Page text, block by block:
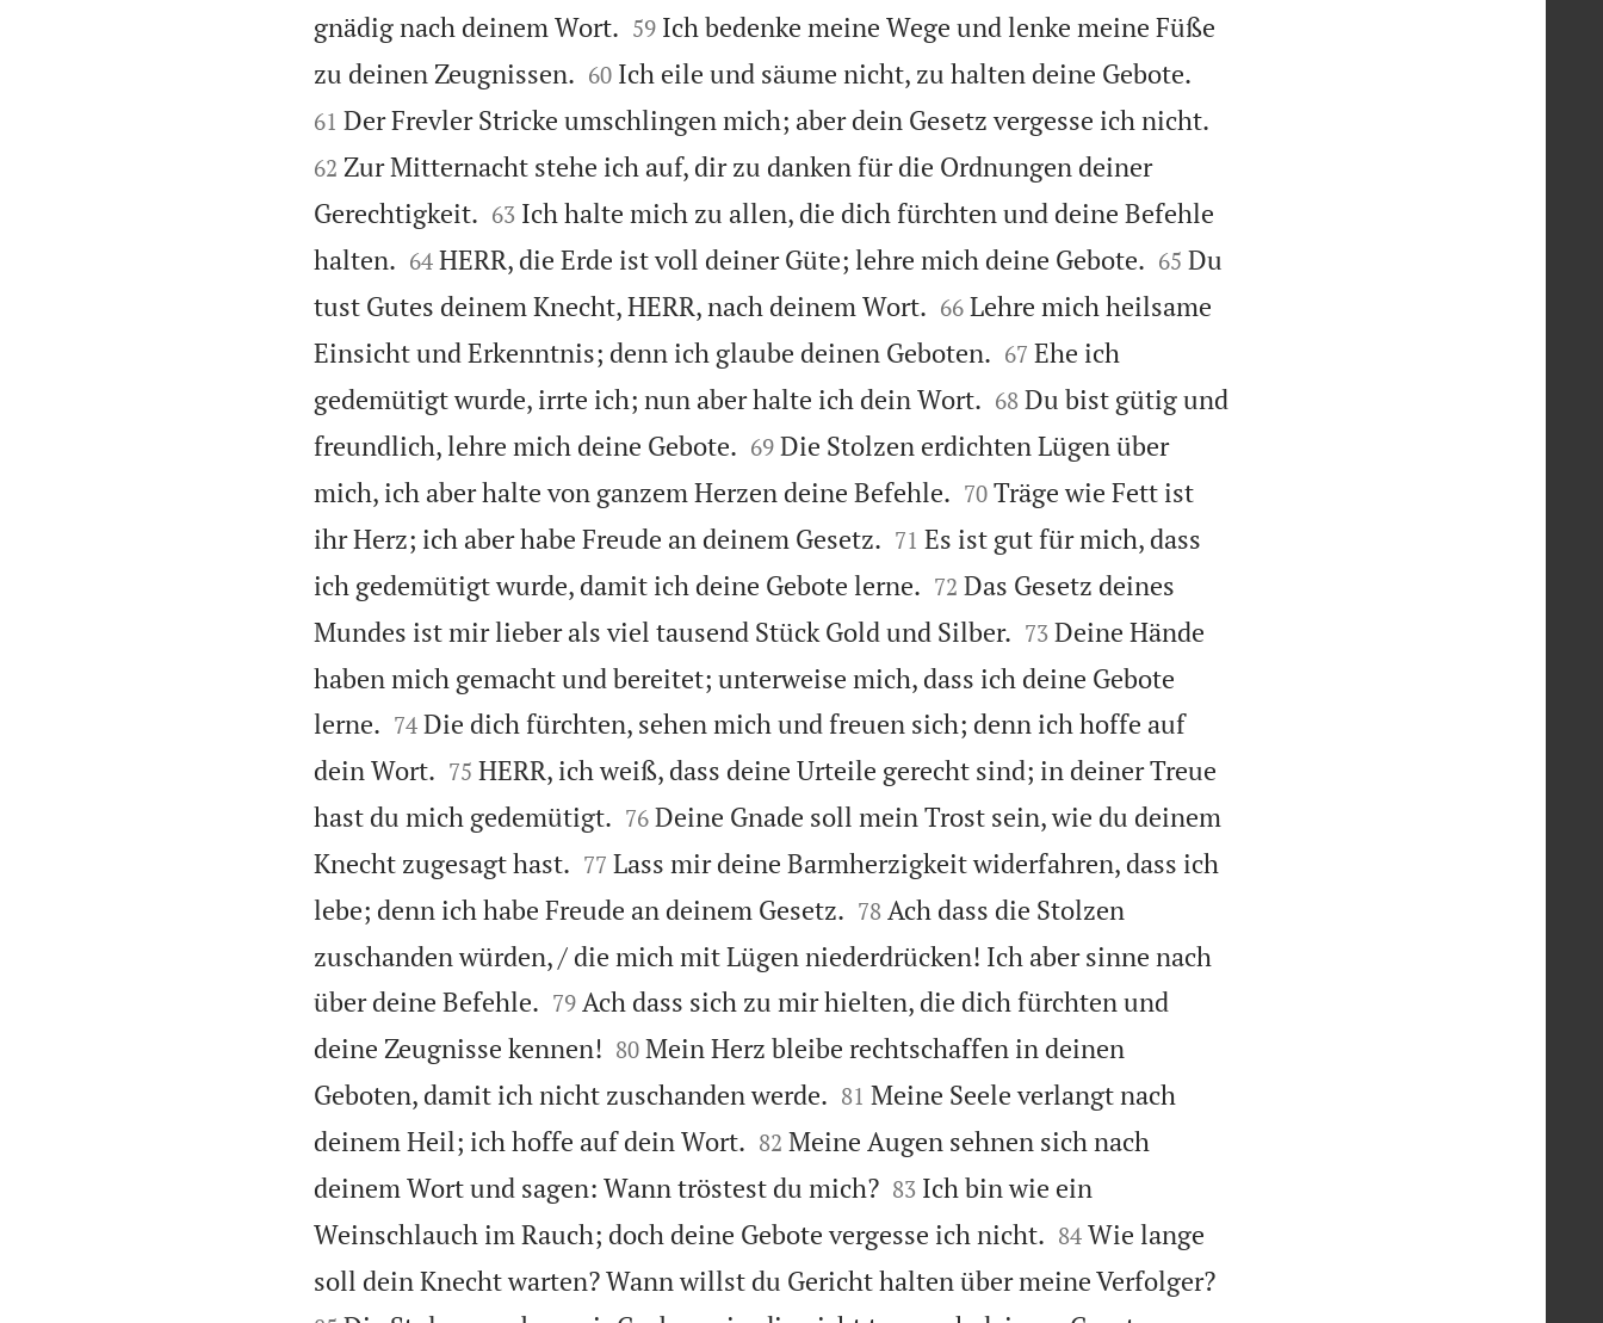
gnädig nach deinem Wort.
59 Ich bedenke meine Wege und lenke meine Füße
zu deinen Zeugnissen.
60 Ich eile und säume nicht, zu halten deine Gebote.
61 Der Frevler Stricke umschlingen mich; aber dein Gesetz vergesse ich nicht.
62 Zur Mitternacht stehe ich auf, dir zu danken für die Ordnungen deiner
Gerechtigkeit.
63 Ich halte mich zu allen, die dich fürchten und deine Befehle
halten.
64 HERR, die Erde ist voll deiner Güte; lehre mich deine Gebote.
65 Du
tust Gutes deinem Knecht, HERR, nach deinem Wort.
66 Lehre mich heilsame
Einsicht und Erkenntnis; denn ich glaube deinen Geboten.
67 Ehe ich
gedemütigt wurde, irrte ich; nun aber halte ich dein Wort.
68 Du bist gütig und
freundlich, lehre mich deine Gebote.
69 Die Stolzen erdichten Lügen über
mich, ich aber halte von ganzem Herzen deine Befehle.
70 Träge wie Fett ist
ihr Herz; ich aber habe Freude an deinem Gesetz.
71 Es ist gut für mich, dass
ich gedemütigt wurde, damit ich deine Gebote lerne.
72 Das Gesetz deines
Mundes ist mir lieber als viel tausend Stück Gold und Silber.
73 Deine Hände
haben mich gemacht und bereitet; unterweise mich, dass ich deine Gebote
lerne.
74 Die dich fürchten, sehen mich und freuen sich; denn ich hoffe auf
dein Wort.
75 HERR, ich weiß, dass deine Urteile gerecht sind; in deiner Treue
hast du mich gedemütigt.
76 Deine Gnade soll mein Trost sein, wie du deinem
Knecht zugesagt hast.
77 Lass mir deine Barmherzigkeit widerfahren, dass ich
lebe; denn ich habe Freude an deinem Gesetz.
78 Ach dass die Stolzen
zuschanden würden, / die mich mit Lügen niederdrücken! Ich aber sinne nach
über deine Befehle.
79 Ach dass sich zu mir hielten, die dich fürchten und
deine Zeugnisse kennen!
80 Mein Herz bleibe rechtschaffen in deinen
Geboten, damit ich nicht zuschanden werde.
81 Meine Seele verlangt nach
deinem Heil; ich hoffe auf dein Wort.
82 Meine Augen sehnen sich nach
deinem Wort und sagen: Wann tröstest du mich?
83 Ich bin wie ein
Weinschlauch im Rauch; doch deine Gebote vergesse ich nicht.
84 Wie lange
soll dein Knecht warten? Wann willst du Gericht halten über meine Verfolger?